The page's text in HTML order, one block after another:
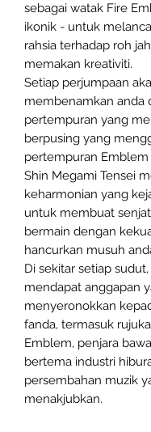
sebagai watak Fire
ikonik - untuk
rahsia terhadap roh
memakan kreativiti.
Setiap perjumpaan
membenamkan anda
pertempuran yang
berpusing yang
pertempuran Emblem
Shin Megami Tensei
keharmonian yang
untuk membuat
bermain dengan
hancurkan musuh
Di sekitar setiap
mendapat anggapan
menyeronokkan
fanda, termasuk
Emblem, penjara
bertema industri
persembahan muzik
menakjubkan.